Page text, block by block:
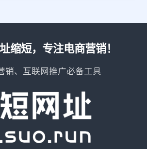
缩短，专注电商营销！
销、互联网推广必备工具